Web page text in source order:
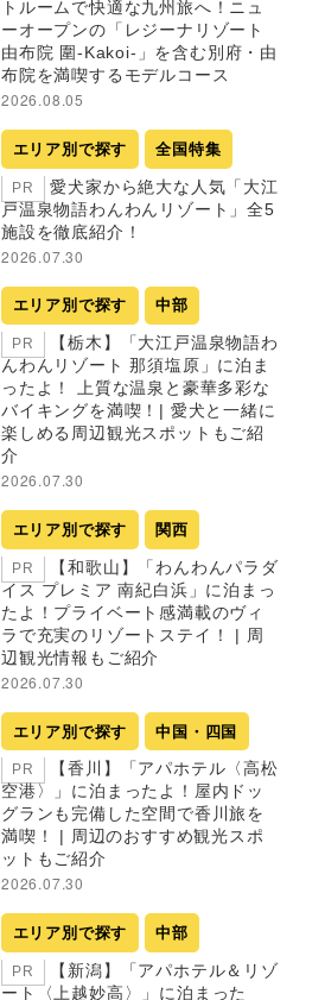
トルームで快適な九州旅へ！ニュ
ーオープンの「レジーナリゾート
由布院 圍-Kakoi-」を含む別府・由
布院を満喫するモデルコース
2026.08.05
エリア別で探す 全国特集
PR
愛犬家から絶大な人気「大江
戸温泉物語わんわんリゾート」全5
施設を徹底紹介！
2026.07.30
エリア別で探す 中部
PR
【栃木】「大江戸温泉物語わ
んわんリゾート 那須塩原」に泊ま
ったよ！ 上質な温泉と豪華多彩な
バイキングを満喫！| 愛犬と一緒に
楽しめる周辺観光スポットもご紹
介
2026.07.30
エリア別で探す 関西
PR
【和歌山】「わんわんパラダ
イス プレミア 南紀白浜」に泊まっ
たよ！プライベート感満載のヴィ
ラで充実のリゾートステイ！ | 周
辺観光情報もご紹介
2026.07.30
エリア別で探す 中国・四国
PR
【香川】「アパホテル〈高松
空港〉」に泊まったよ！屋内ドッ
グランも完備した空間で香川旅を
満喫！ | 周辺のおすすめ観光スポ
ットもご紹介
2026.07.30
エリア別で探す 中部
PR
【新潟】「アパホテル＆リゾ
ート〈上越妙高〉」に泊まった